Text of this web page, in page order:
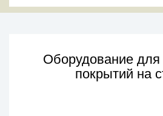
Оборудование для
покрытий на